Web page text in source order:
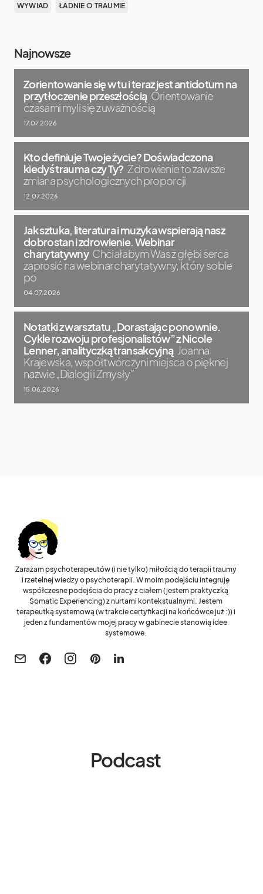
WYWIAD ŁADNIE O TRAUMIE
Najnowsze
Zorientowanie się w tu i teraz jest antidotum na
przytłoczenie przeszłością Orientowanie
czasami myli się z uważnością
17.07.2026
Kto definiuje Twoje życie? Doświadczona
kiedyś trauma czy Ty? Zdrowienie to zawsze
zmiana psychologicznych proporcji
12.07.2026
Jak sztuka, literatura i muzyka wspierają nasz
dobrostan i zdrowienie. Webinar
charytatywny Chciałabym Was z głębi serca
zaprosić na webinar charytatywny, który sobie
po
04.07.2026
Notatki z warsztatu „Dorastając ponownie.
Cykle rozwoju profesjonalistów” z Nicole
Lenner, analityczką transakcyjną Joanna
Krajewska, współtwórczyni miejsca o pięknej
nazwie „Dialogi i Zmysły”
15.06.2026
Zarażam psychoterapeutów (i nie tylko) miłością do terapii traumy
i rzetelnej wiedzy o psychoterapii. W moim podejściu integruję
współczesne podejścia do pracy z ciałem (jestem praktyczką
Somatic Experiencing) z nurtami kontekstualnymi. Jestem
terapeutką systemową (w trakcie certyfikacji na końcówce już :)) i
jeden z fundamentów mojej pracy w gabinecie stanowią idee
systemowe.
Podcast